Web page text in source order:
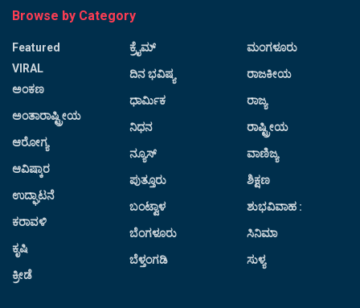
Browse by Category
Featured
VIRAL
ಅಂಕಣ
ಅಂತಾರಾಷ್ಟ್ರೀಯ
ಆರೋಗ್ಯ
ಆವಿಷ್ಕಾರ
ಉದ್ಘಾಟನೆ
ಕರಾವಳಿ
ಕೃಷಿ
ಕ್ರೀಡೆ
ಕ್ರೈಮ್
ದಿನ ಭವಿಷ್ಯ
ಧಾರ್ಮಿಕ
ನಿಧನ
ನ್ಯೂಸ್
ಪುತ್ತೂರು
ಬಂಟ್ವಾಳ
ಬೆಂಗಳೂರು
ಬೆಳ್ತಂಗಡಿ
ಮಂಗಳೂರು
ರಾಜಕೀಯ
ರಾಜ್ಯ
ರಾಷ್ಟ್ರೀಯ
ವಾಣಿಜ್ಯ
ಶಿಕ್ಷಣ
ಶುಭವಿವಾಹ :
ಸಿನಿಮಾ
ಸುಳ್ಯ